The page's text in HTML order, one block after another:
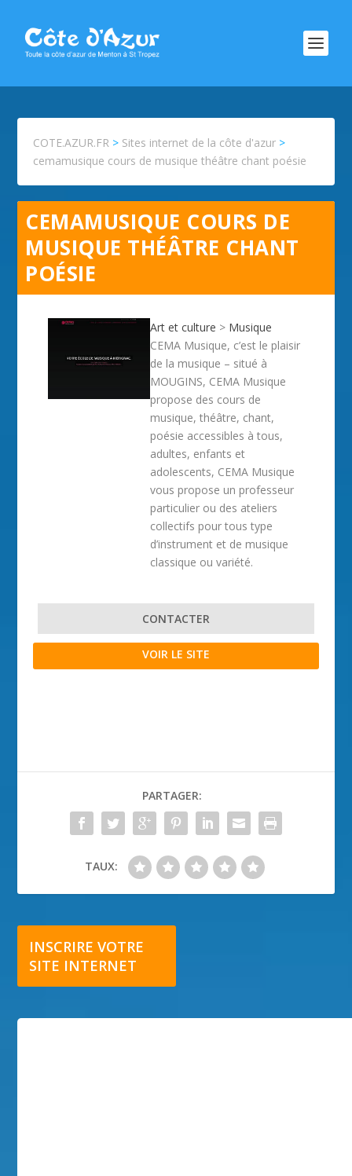
COTE.AZUR.FR > Sites internet de la côte d'azur >
cemamusique cours de musique théâtre chant poésie
CEMAMUSIQUE COURS DE
MUSIQUE THÉÂTRE CHANT
POÉSIE
Art et culture > Musique
CEMA Musique, c’est le plaisir
de la musique – situé à
MOUGINS, CEMA Musique
propose des cours de
musique, théâtre, chant,
poésie accessibles à tous,
adultes, enfants et
adolescents, CEMA Musique
vous propose un professeur
particulier ou des ateliers
collectifs pour tous type
d’instrument et de musique
classique ou variété.
CONTACTER
VOIR LE SITE
PARTAGER:
TAUX:
INSCRIRE VOTRE
SITE INTERNET